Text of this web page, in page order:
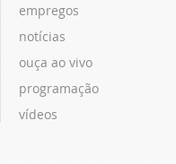
empregos
notícias
ouça ao vivo
programação
vídeos